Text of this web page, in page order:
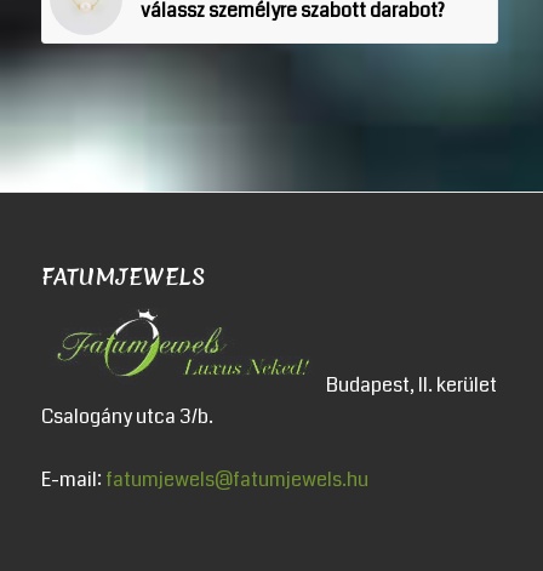
válassz személyre szabott darabot?
FATUMJEWELS
Budapest, II. kerület
Csalogány utca 3/b.
E-mail: fatumjewels@fatumjewels.hu